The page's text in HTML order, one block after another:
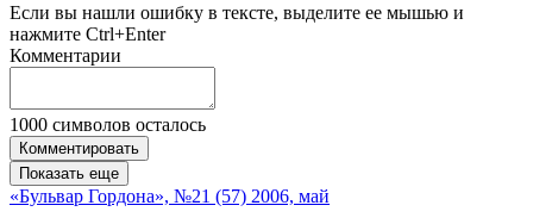
Если вы нашли ошибку в тексте, выделите ее мышью и
нажмите Ctrl+Enter
Комментарии
1000 символов осталось
Комментировать
Показать еще
«Бульвар Гордона», №21 (57) 2006, май